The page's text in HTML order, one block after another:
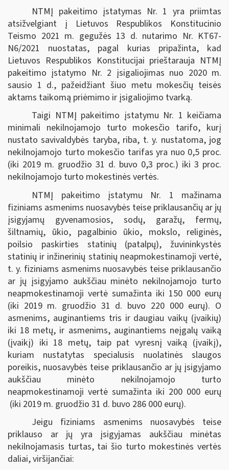
NTMĮ pakeitimo įstatymas Nr. 1 yra priimtas
atsižvelgiant į Lietuvos Respublikos Konstitucinio
Teismo 2021 m. gegužės 13 d. nutarimo Nr. KT67-
N6/2021 nuostatas, pagal kurias pripažinta, kad
Lietuvos Respublikos Konstitucijai prieštarauja NTMĮ
pakeitimo įstatymo Nr. 2 įsigaliojimas nuo 2020 m.
sausio 1 d., pažeidžiant šiuo metu mokesčių teisės
aktams taikomą priėmimo ir įsigaliojimo tvarką.
Taigi NTMĮ pakeitimo įstatymu Nr. 1 keičiama
minimali nekilnojamojo turto mokesčio tarifo, kurį
nustato savivaldybės taryba, riba, t. y. nustatoma, jog
nekilnojamojo turto mokesčio tarifas yra nuo 0,5 proc.
(iki 2019 m. gruodžio 31 d. buvo 0,3 proc.) iki 3 proc.
nekilnojamojo turto mokestinės vertės.
NTMĮ pakeitimo įstatymu Nr. 1 mažinama
fiziniams asmenims nuosavybės teise priklausančių ar jų
įsigyjamų gyvenamosios, sodų, garažų, fermų,
šiltnamių, ūkio, pagalbinio ūkio, mokslo, religinės,
poilsio paskirties statinių (patalpų), žuvininkystės
statinių ir inžinerinių statinių neapmokestinamoji vertė,
t. y. fiziniams asmenims nuosavybės teise priklausančio
ar jų įsigyjamo aukščiau minėto nekilnojamojo turto
neapmokestinamoji vertė sumažinta iki 150 000 eurų
(iki 2019 m. gruodžio 31 d. buvo 220 000 eurų). O
asmenims, auginantiems tris ir daugiau vaikų (įvaikių)
iki 18 metų, ir asmenims, auginantiems neįgalų vaiką
(įvaikį) iki 18 metų, taip pat vyresnį vaiką (įvaikį),
kuriam nustatytas specialusis nuolatinės slaugos
poreikis, nuosavybės teise priklausančio ar jų įsigyjamo
aukščiau minėto nekilnojamojo turto
neapmokestinamoji vertė sumažinta iki 200 000 eurų
(iki 2019 m. gruodžio 31 d. buvo 286 000 eurų).
Jeigu fiziniams asmenims nuosavybės teise
priklauso ar jų yra įsigyjamas aukščiau minėtas
nekilnojamasis turtas, tai šio turto mokestinės vertės
daliai, viršijančiai: